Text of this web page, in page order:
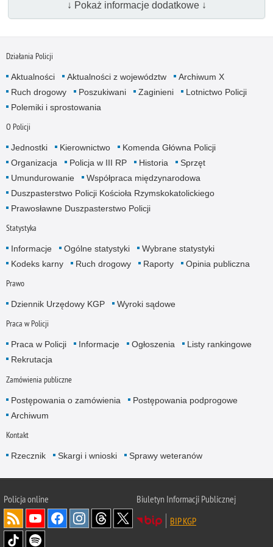
↓ Pokaż informacje dodatkowe ↓
Działania Policji
Aktualności Aktualności z województw
Archiwum X
Ruch drogowy
Poszukiwani Zaginieni
Lotnictwo Policji
Polemiki i sprostowania
O Policji
Jednostki Kierownictwo
Komenda Główna Policji
Organizacja
Policja w III RP Historia
Sprzęt
Umundurowanie
Współpraca międzynarodowa
Duszpasterstwo Policji Kościoła Rzymskokatolickiego
Prawosławne Duszpasterstwo Policji
Statystyka
Informacje Ogólne statystyki
Wybrane statystyki
Kodeks karny
Ruch drogowy Raporty Opinia publiczna
Prawo
Dziennik Urzędowy KGP Wyroki sądowe
Praca w Policji
Praca w Policji Informacje Ogłoszenia
Listy rankingowe
Rekrutacja
Zamówienia publiczne
Postępowania o zamówienia
Postępowania podprogowe
Archiwum
Kontakt
Rzecznik Skargi i wnioski Sprawy weteranów
Policjaonline
Biuletyn Informacji Publicznej
BIP KGP